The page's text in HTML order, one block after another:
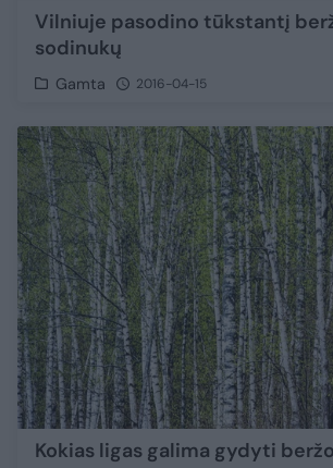
Vilniuje pasodino tūkstantį
sodinukų
Gamta 2016-04-15
Kokias ligas galima gydyti